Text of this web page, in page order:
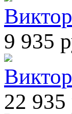
9 935
22 935